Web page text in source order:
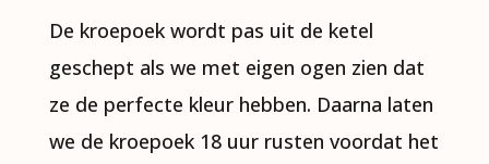
De kroepoek wordt pas uit de ketel
geschept als we met eigen ogen zien dat
ze de perfecte kleur hebben. Daarna laten
we de kroepoek 18 uur rusten voordat het